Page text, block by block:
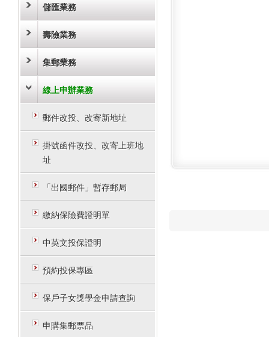
儲匯業務
壽險業務
集郵業務
線上申辦業務
郵件改投、改寄新地址
掛號函件改投、改寄上班地
址
「出國郵件」暫存郵局
繳納保險費證明單
中英文投保證明
預約投保專區
保戶子女獎學金申請查詢
申購集郵票品